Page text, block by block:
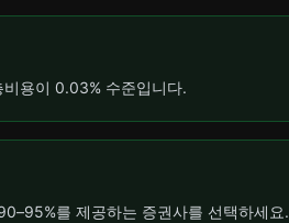
용이 0.03% 수준입니다.
를 제공하는 증권사를 선택하세요.